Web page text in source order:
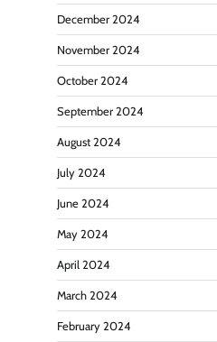
December 2024
November 2024
October 2024
September 2024
August 2024
July 2024
June 2024
May 2024
April 2024
March 2024
February 2024